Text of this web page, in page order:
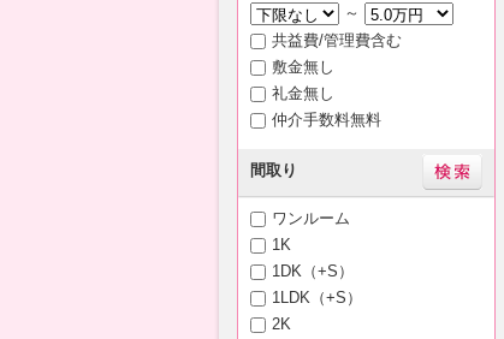
～
共益費/管理費含む
敷金無し
礼金無し
仲介手数料無料
間取り
ワンルーム
1K
1DK（+S）
1LDK（+S）
2K